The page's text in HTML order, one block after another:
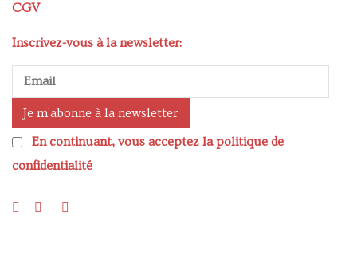
CGV
Inscrivez-vous à la newsletter:
En continuant, vous acceptez la politique de
confidentialité